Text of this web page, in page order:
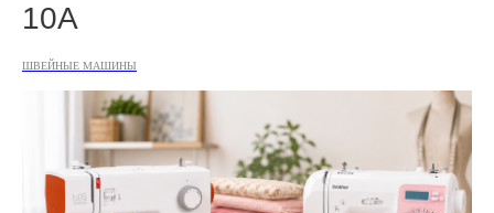
10A
ШВЕЙНЫЕ МАШИНЫ